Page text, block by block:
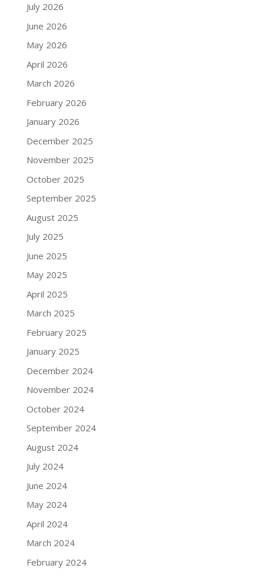
July 2026
June 2026
May 2026
April 2026
March 2026
February 2026
January 2026
December 2025
November 2025
October 2025
September 2025
August 2025
July 2025
June 2025
May 2025
April 2025
March 2025
February 2025
January 2025
December 2024
November 2024
October 2024
September 2024
August 2024
July 2024
June 2024
May 2024
April 2024
March 2024
February 2024